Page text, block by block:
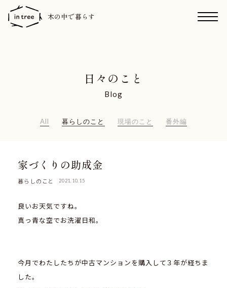
木の中で暮らす
日々のこと
Blog
All 暮らしのこと 現場のこと 番外編
家づくりの助成金
暮らしのこと 2021.10.15
良いお天気ですね。
真っ青な空でお洗濯日和。
今月でわたしたちが中古マンションを購入して３年が経ちま
した。